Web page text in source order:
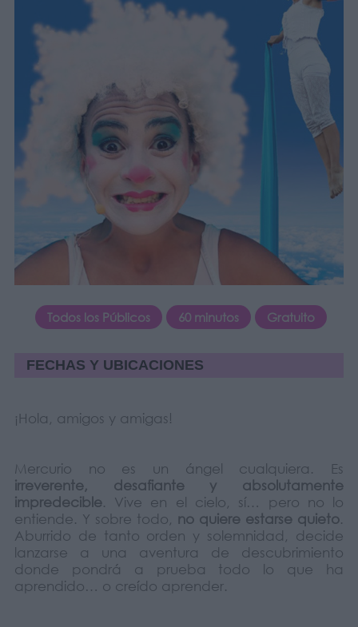
Todos los Públicos 60 minutos Gratuito
FECHAS Y UBICACIONES
¡Hola, amigos y amigas!
Mercurio no es un ángel cualquiera. Es
irreverente, desafiante y absolutamente
impredecible. Vive en el cielo, sí… pero no lo
entiende. Y sobre todo, no quiere estarse quieto.
Aburrido de tanto orden y solemnidad, decide
lanzarse a una aventura de descubrimiento
donde pondrá a prueba todo lo que ha
aprendido… o creído aprender.